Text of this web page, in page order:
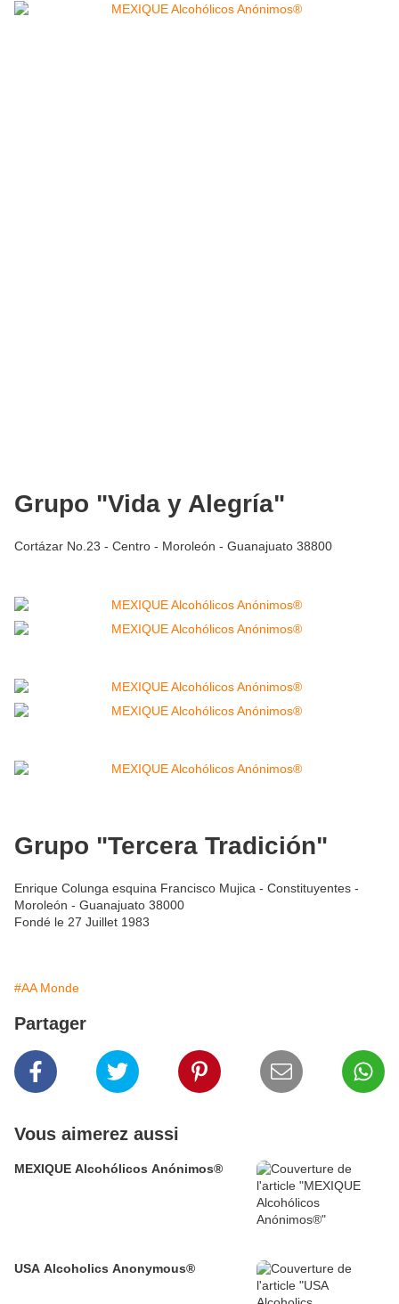
Grupo "Vida y Alegría"
Cortázar No.23 - Centro - Moroleón - Guanajuato 38800
Grupo "Tercera Tradición"
Enrique Colunga esquina Francisco Mujica - Constituyentes -
Moroleón - Guanajuato 38000
Fondé le 27 Juillet 1983
#AA Monde
Partager
Vous aimerez aussi
MEXIQUE Alcohólicos Anónimos®
USA Alcoholics Anonymous®